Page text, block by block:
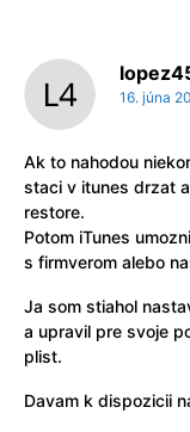
16. júna
Ak to nahodou
staci v itunes drzat
restore.
Potom iTunes
s firmverom alebo
Ja som stiahol
a upravil pre svoje
plist.
Davam k dispozicii